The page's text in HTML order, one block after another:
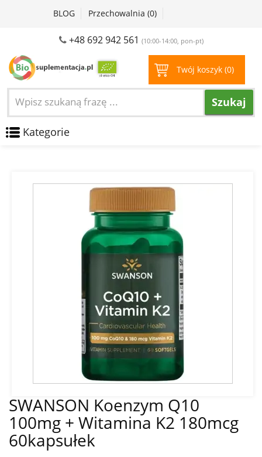
BLOG Przechowalnia (0)
+48 692 942 561 (10:00-14:00, pon-pt)
Twój koszyk (0)
Szukaj
Kategorie
SWANSON Koenzym Q10
100mg + Witamina K2 180mcg
60kapsułek